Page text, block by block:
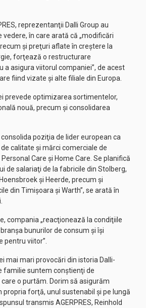
reprezentanţii Dalli Group au
în care arată că „modificări
şi preţuri aflate în creştere la
forţează o restructurare
asigura viitorul companiei”, de acest
fiind vizate şi alte filiale din Europa.
prevede optimizarea sortimentelor,
nouă, precum şi consolidarea
poziţia de lider european ca
calitate şi mărci comerciale de
Care şi Home Care. Se planifică
de salariaţi de la fabricile din Stolberg,
şi Heerde, precum şi
din Timişoara şi Warth”, se arată în
compania „reacţionează la condiţiile
bunurilor de consum şi îşi
pentru viitor”.
mai mari provocări din istoria Dalli-
familie suntem conştienţi de
o purtăm. Dorim să asigurăm
propria forţă, unul sustenabil şi pe lungă
transmis AGERPRES, Reinhold